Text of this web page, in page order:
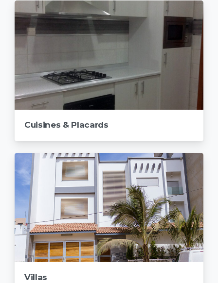
Cuisines & Placards
Villas